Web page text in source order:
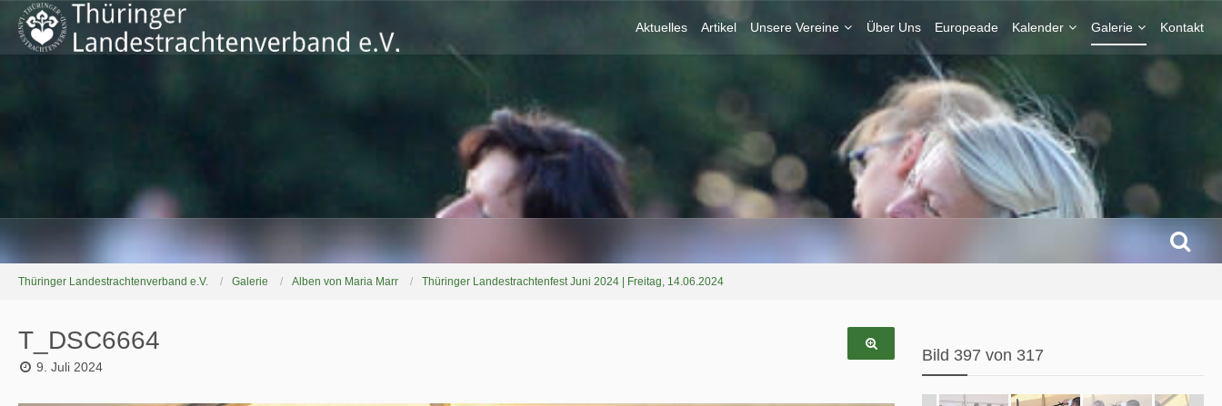
Aktuelles Artikel Unsere Vereine Über Uns Europeade Kalender Galerie Kontakt
Thüringer Landestrachtenverband e.V. Galerie Alben von Maria Marr Thüringer Landestrachtenfest Juni 2024 | Freitag, 14.06.2024
T_DSC6664
9. Juli 2024
Bild 397 von 317